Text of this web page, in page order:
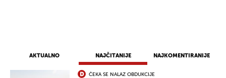
AKTUALNO NAJČITANIJE NAJKOMENTIRANIJE
ČEKA SE NALAZ OBDUKCIJE